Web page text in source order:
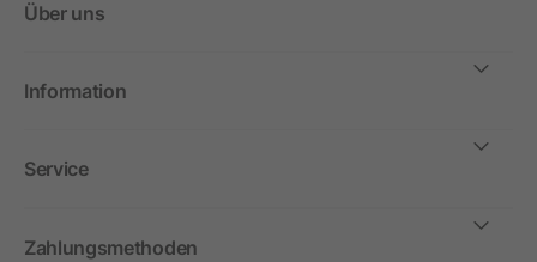
Über uns
Information
Service
Zahlungsmethoden